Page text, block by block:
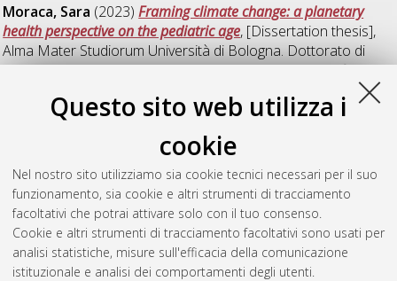
Questo sito web utilizza i
cookie
Nel nostro sito utilizziamo sia cookie tecnici necessari per il suo
funzionamento, sia cookie e altri strumenti di tracciamento
facoltativi che potrai attivare solo con il tuo consenso.
Cookie e altri strumenti di tracciamento facoltativi sono usati per
analisi statistiche, misure sull'efficacia della comunicazione
istituzionale e analisi dei comportamenti degli utenti.
Moraca, Sara (2023)Framing climate change: a planetary
health perspective on the pediatric age, [Dissertation thesis],
Alma Mater Studiorum Università di Bologna. Dottorato di
ricerca inIl futuro della terra, cambiamenti climatici e sfide
, 35 Ciclo. DOI 10.48676/unibo/amsdottorato/11077.
Olivieri, Lorenzo(2023) Temporalities of migration: time,
data infrastructures and intervention, [Dissertation thesis],
Alma Mater Studiorum Università di Bologna. Dottorato di
ricerca inPhilosophy, science, cognition, and semiotics (pscs)
35 Ciclo. DOI 10.48676/unibo/amsdottorato/10877.
Questa lista e' stata generata il Thu Aug 6 20:34:08 2026